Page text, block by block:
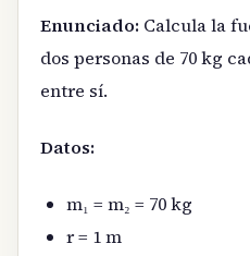
Enunciado: Calcula la
dos personas de 70 kg
entre sí.
Datos:
m₁ = m₂ = 70 kg
r = 1 m